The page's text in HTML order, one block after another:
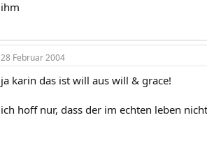
ihm
28 Februar 2004
ja karin das ist will aus will & grace!
ich hoff nur, dass der im echten leben